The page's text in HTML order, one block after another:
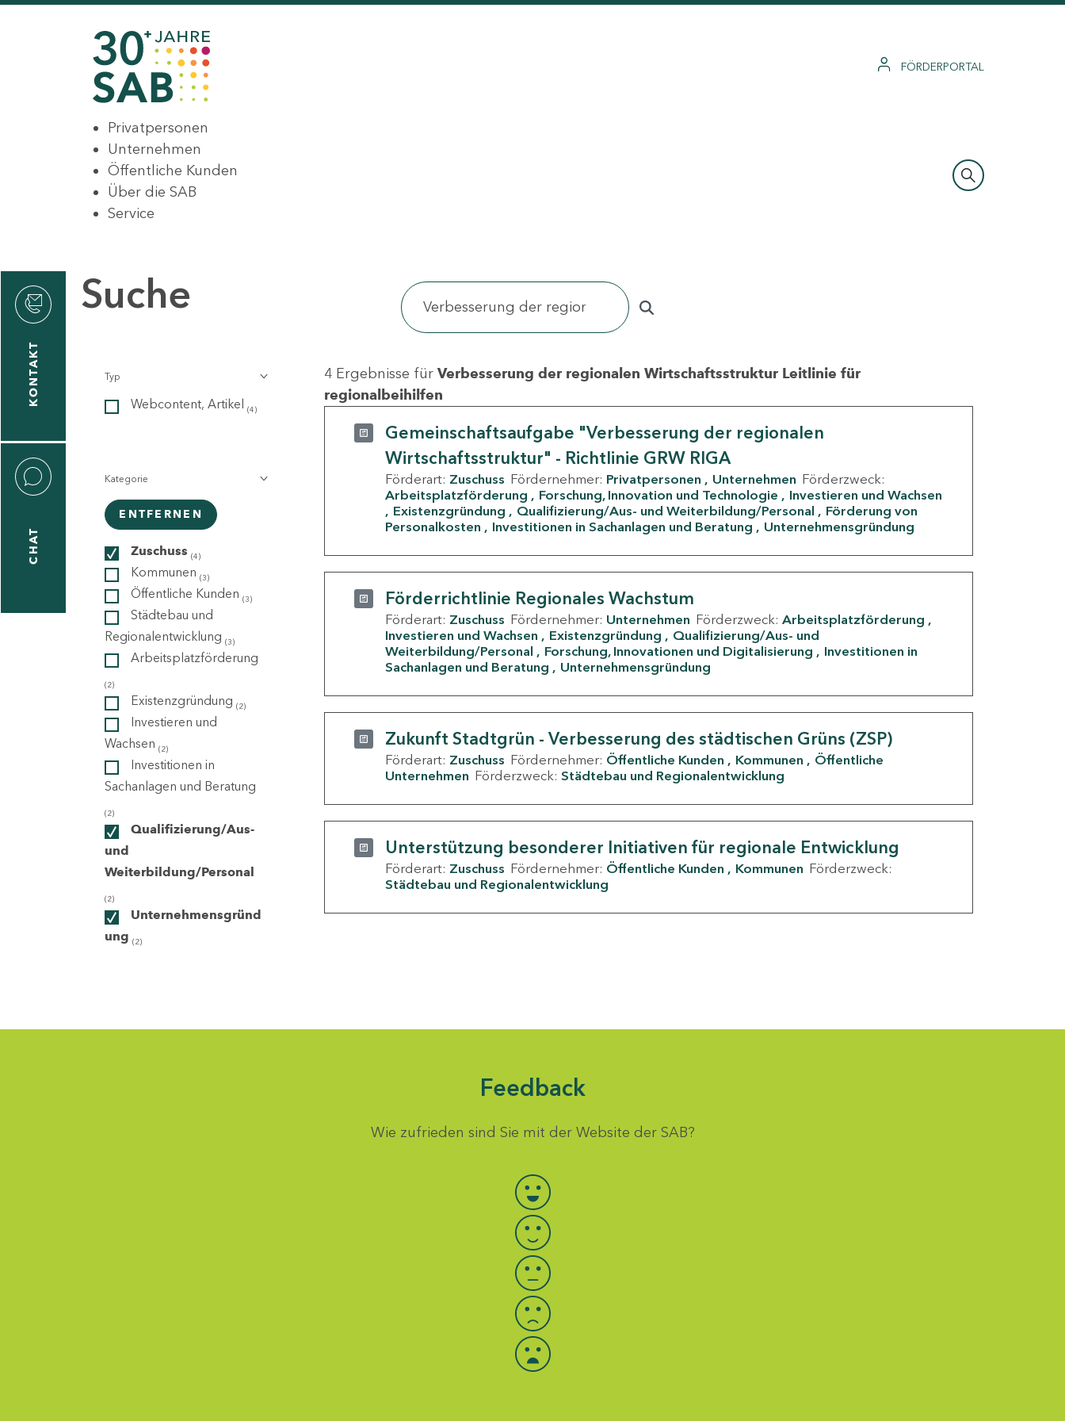
FÖRDERPORTAL
Privatpersonen
Unternehmen
Öffentliche Kunden
Über die SAB
Service
KONTAKT
CHAT
Suche
Typ
Webcontent, Artikel (4)
Kategorie
ENTFERNEN
Zuschuss (4)
Kommunen (3)
Öffentliche Kunden (3)
Städtebau und
Regionalentwicklung (3)
Arbeitsplatzförderung
(2)
Existenzgründung (2)
Investieren und
Wachsen (2)
Investitionen in
Sachanlagen und Beratung
(2)
Qualifizierung/Aus-
und
Weiterbildung/Personal
(2)
Unternehmensgründ
ung (2)
4 Ergebnisse für Verbesserung der regionalen Wirtschaftsstruktur Leitlinie für
regionalbeihilfen
Gemeinschaftsaufgabe "Verbesserung der regionalen
Wirtschaftsstruktur" - Richtlinie GRW RIGA
Förderart: Zuschuss Fördernehmer: Privatpersonen Unternehmen Förderzweck:
Arbeitsplatzförderung
Forschung, Innovation und Technologie
Investieren und Wachsen
Existenzgründung
Qualifizierung/Aus- und Weiterbildung/Personal
Förderung von
Personalkosten
Investitionen in Sachanlagen und Beratung Unternehmensgründung
Förderrichtlinie Regionales Wachstum
Förderart: Zuschuss Fördernehmer: Unternehmen Förderzweck: Arbeitsplatzförderung
Investieren und Wachsen
Existenzgründung
Qualifizierung/Aus- und
Weiterbildung/Personal
Forschung, Innovationen und Digitalisierung
Investitionen in
Sachanlagen und Beratung
Unternehmensgründung
Zukunft Stadtgrün - Verbesserung des städtischen Grüns (ZSP)
Förderart: Zuschuss Fördernehmer: Öffentliche Kunden Kommunen
Öffentliche
Unternehmen Förderzweck: Städtebau und Regionalentwicklung
Unterstützung besonderer Initiativen für regionale Entwicklung
Förderart: Zuschuss Fördernehmer: Öffentliche Kunden Kommunen Förderzweck:
Städtebau und Regionalentwicklung
Feedback
Wie zufrieden sind Sie mit der Website der SAB?
Bewertung auswählen